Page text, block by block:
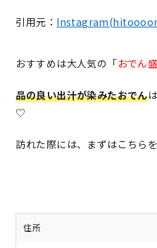
引用元：
おすすめは大人気の「おでん
品の良い出汁が染みたおでん
♡
訪れた際には、まずはこちら
住所